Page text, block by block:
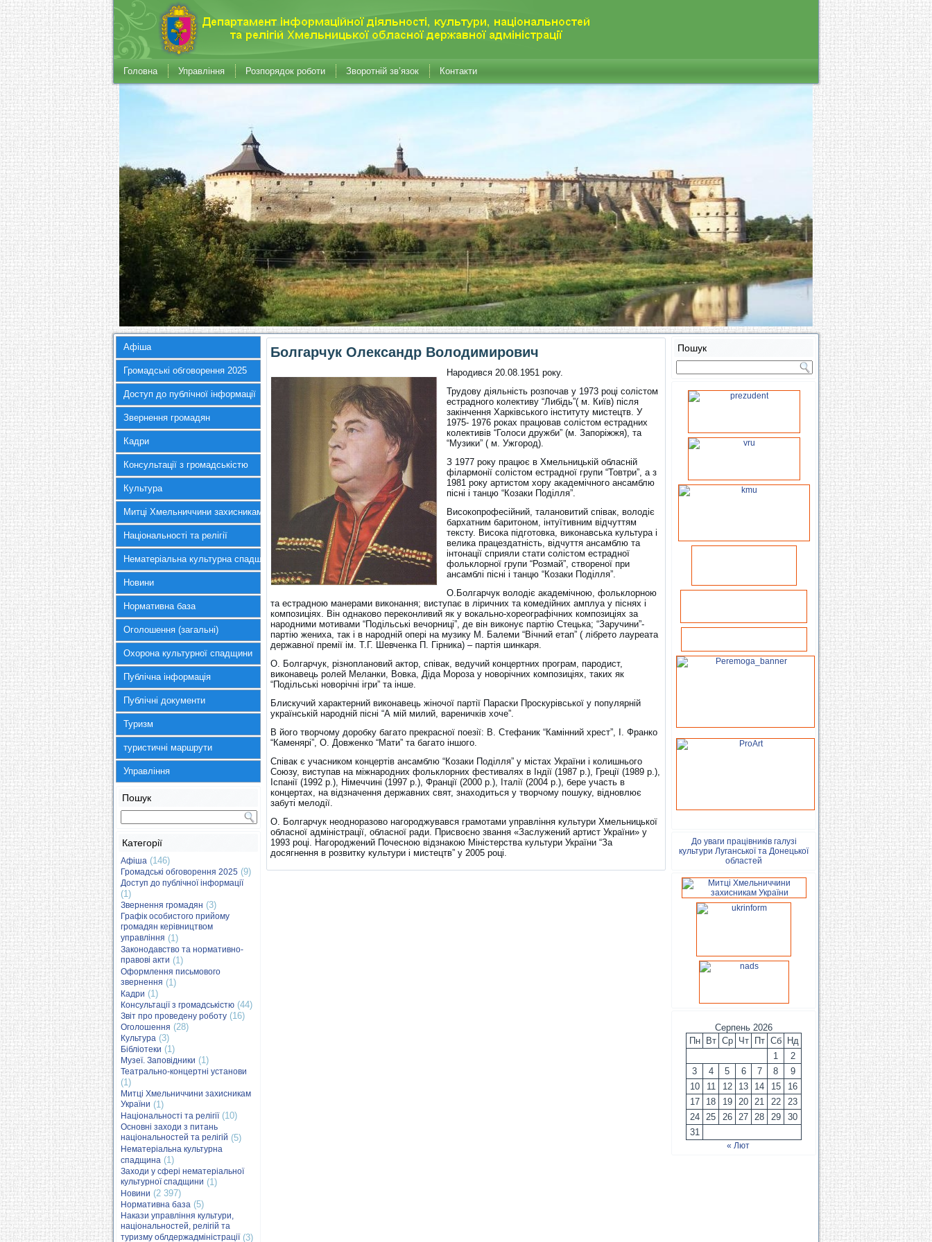
Головна Управління Розпорядок роботи Зворотній зв’язок Контакти
Афіша
Громадські обговорення 2025
Доступ до публічної інформації
Звернення громадян
Кадри
Консультації з громадськістю
Культура
Митці Хмельниччини захисникам України
Національності та релігії
Нематеріальна культурна спадщина
Новини
Нормативна база
Оголошення (загальні)
Охорона культурної спадщини
Публічна інформація
Публічні документи
Туризм
туристичні маршрути
Управління
Пошук
Категорії
Афіша (146)
Громадські обговорення 2025 (9)
Доступ до публічної інформації
(1)
Звернення громадян (3)
Графік особистого прийому
громадян керівництвом
управління (1)
Законодавство та нормативно-
правові акти (1)
Оформлення письмового
звернення (1)
Кадри (1)
Консультації з громадськістю (44)
Звіт про проведену роботу (16)
Оголошення (28)
Культура (3)
Бібліотеки (1)
Музеї. Заповідники (1)
Театрально-концертні установи
(1)
Митці Хмельниччини захисникам
України (1)
Національності та релігії(10)
Основні заходи з питань
національностей та релігій (5)
Нематеріальна культурна
спадщина (1)
Заходи у сфері нематеріальної
культурної спадщини (1)
Новини (2 397)
Нормативна база (5)
Накази управління культури,
національностей, релігій та
туризму облдержадміністрації(3)
Болгарчук Олександр Володимирович
Народився 20.08.1951 року.
Трудову діяльність розпочав у 1973 році солістом
естрадного колективу “Либідь”( м. Київ) після
закінчення Харківського інституту мистецтв. У
1975- 1976 роках працював солістом естрадних
колективів “Голоси дружби” (м. Запоріжжя), та
“Музики” ( м. Ужгород).
З 1977 року працює в Хмельницькій обласній
філармонії солістом естрадної групи “Товтри”, а з
1981 року артистом хору академічного ансамблю
пісні і танцю “Козаки Поділля”.
Високопрофесійний, талановитий співак, володіє
бархатним баритоном, інтуїтивним відчуттям
тексту. Висока підготовка, виконавська культура і
велика працездатність, відчуття ансамблю та
інтонації сприяли стати солістом естрадної
фольклорної групи “Розмай”, створеної при
ансамблі пісні і танцю “Козаки Поділля”.
О.Болгарчук володіє академічною, фольклорною
та естрадною манерами виконання; виступає в ліричних та комедійних амплуа у піснях і
композиціях. Він однаково переконливий як у вокально-хореографічних композиціях за
народними мотивами “Подільські вечорниці”, де він виконує партію Стецька; “Заручини”-
партію жениха, так і в народній опері на музику М. Балеми “Вічний етап” ( лібрето лауреата
державної премії ім. Т.Г. Шевченка П. Гірника) – партія шинкаря.
О. Болгарчук, різноплановий актор, співак, ведучий концертних програм, пародист,
виконавець ролей Меланки, Вовка, Діда Мороза у новорічних композиціях, таких як
“Подільські новорічні ігри” та інше.
Блискучий характерний виконавець жіночої партії Параски Проскурівської у популярній
українській народній пісні “А мій милий, вареничків хоче”.
В його творчому доробку багато прекрасної поезії: В. Стефаник “Камінний хрест”, І. Франко
“Каменярі”, О. Довженко “Мати” та багато іншого.
Співак є учасником концертів ансамблю “Козаки Поділля” у містах України і колишнього
Союзу, виступав на міжнародних фольклорних фестивалях в Індії (1987 р.), Греції (1989 р.),
Іспанії (1992 р.), Німеччині (1997 р.), Франції (2000 р.), Італії (2004 р.), бере участь в
концертах, на відзначення державних свят, знаходиться у творчому пошуку, відновлює
забуті мелодії.
О. Болгарчук неодноразово нагороджувався грамотами управління культури Хмельницької
обласної адміністрації, обласної ради. Присвоєно звання «Заслужений артист України» у
1993 році. Нагороджений Почесною відзнакою Міністерства культури України “За
досягнення в розвитку культури і мистецтв” у 2005 році.
Пошук
До уваги працівників галузі
культури Луганської та Донецької
областей
Серпень 2026
Пн
Вт Ср Чт Пт Сб
Нд
1
2
3
4 5 6 7 8
9
10
11 12 13 14 15
16
17
18 19 20 21 22
23
24
25 26 27 28 29
30
31
« Лют